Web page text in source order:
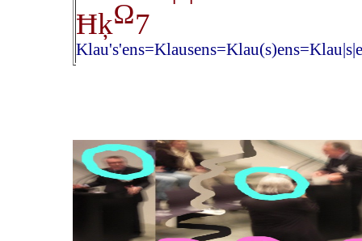
ĦķΩ7